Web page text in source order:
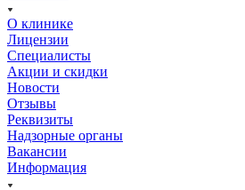
О клинике
Лицензии
Специалисты
Акции и скидки
Новости
Отзывы
Реквизиты
Надзорные органы
Вакансии
Информация